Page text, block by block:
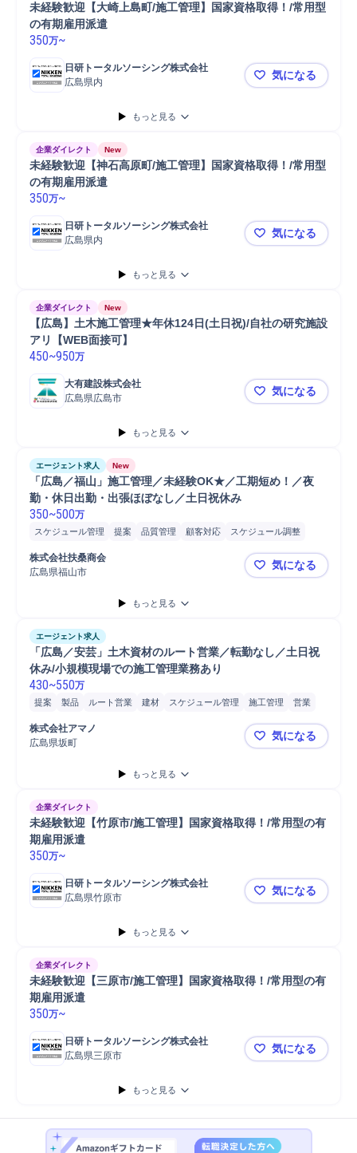
未経験歓迎【大崎上島町/施工管理】国家資格取得！/常用型
の有期雇用派遣
350万~
日研トータルソーシング株式会社
広島県内
未経験歓迎
気になる
もっと見る
企業ダイレクト New
未経験歓迎【神石高原町/施工管理】国家資格取得！/常用型
の有期雇用派遣
350万~
日研トータルソーシング株式会社
広島県内
未経験歓迎
気になる
もっと見る
企業ダイレクト New
【広島】土木施工管理★年休124日(土日祝)/自社の研究施設
アリ【WEB面接可】
450~950万
大有建設株式会社
広島県広島市
【広島】土
気になる
もっと見る
エージェント求人 New
「広島／福山」施工管理／未経験OK★／工期短め！／夜
勤・休日出勤・出張ほぼなし／土日祝休み
350~500万
スケジュール管理 提案 品質管理 顧客対応
スケジュール調整
巡回
発注 立会い
工事進捗管理
納期管理
施工管理
Microsoft Power... 書類作成
建材営業
設備保全
株式会社扶桑商会
広島県福山市
「広島／福
気になる
もっと見る
エージェント求人
「広島／安芸」土木資材のルート営業／転勤なし／土日祝
休み/小規模現場での施工管理業務あり
430~550万
提案 製品 ルート営業 建材 スケジュール管理 施工管理
営業
販売
業務設計
安全管理
顧客 ゼネコン
顧客 建設会社
代理店向け営業 顧客折衝
株式会社アマノ
広島県坂町
「広島／安
気になる
もっと見る
企業ダイレクト
未経験歓迎【竹原市/施工管理】国家資格取得！/常用型の有
期雇用派遣
350万~
日研トータルソーシング株式会社
広島県竹原市
未経験歓迎
気になる
もっと見る
企業ダイレクト
未経験歓迎【三原市/施工管理】国家資格取得！/常用型の有
期雇用派遣
350万~
日研トータルソーシング株式会社
広島県三原市
未経験歓迎
気になる
もっと見る